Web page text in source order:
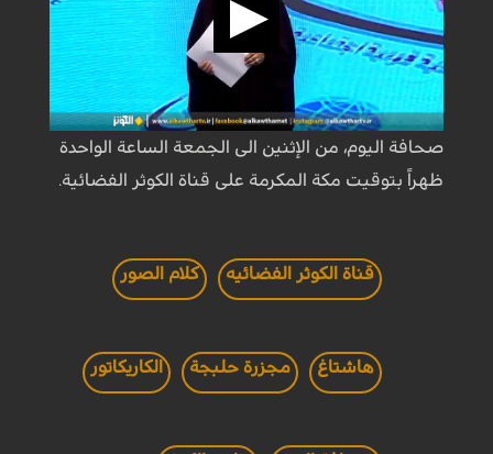
صحافة اليوم، من الإثنين الى الجمعة الساعة الواحدة
ظهراً بتوقيت مكة المكرمة على قناة الكوثر الفضائية.
قناة الكوثر الفضائيه كلام الصور
هاشتاغ مجزرة حلبجة الكاريكاتور